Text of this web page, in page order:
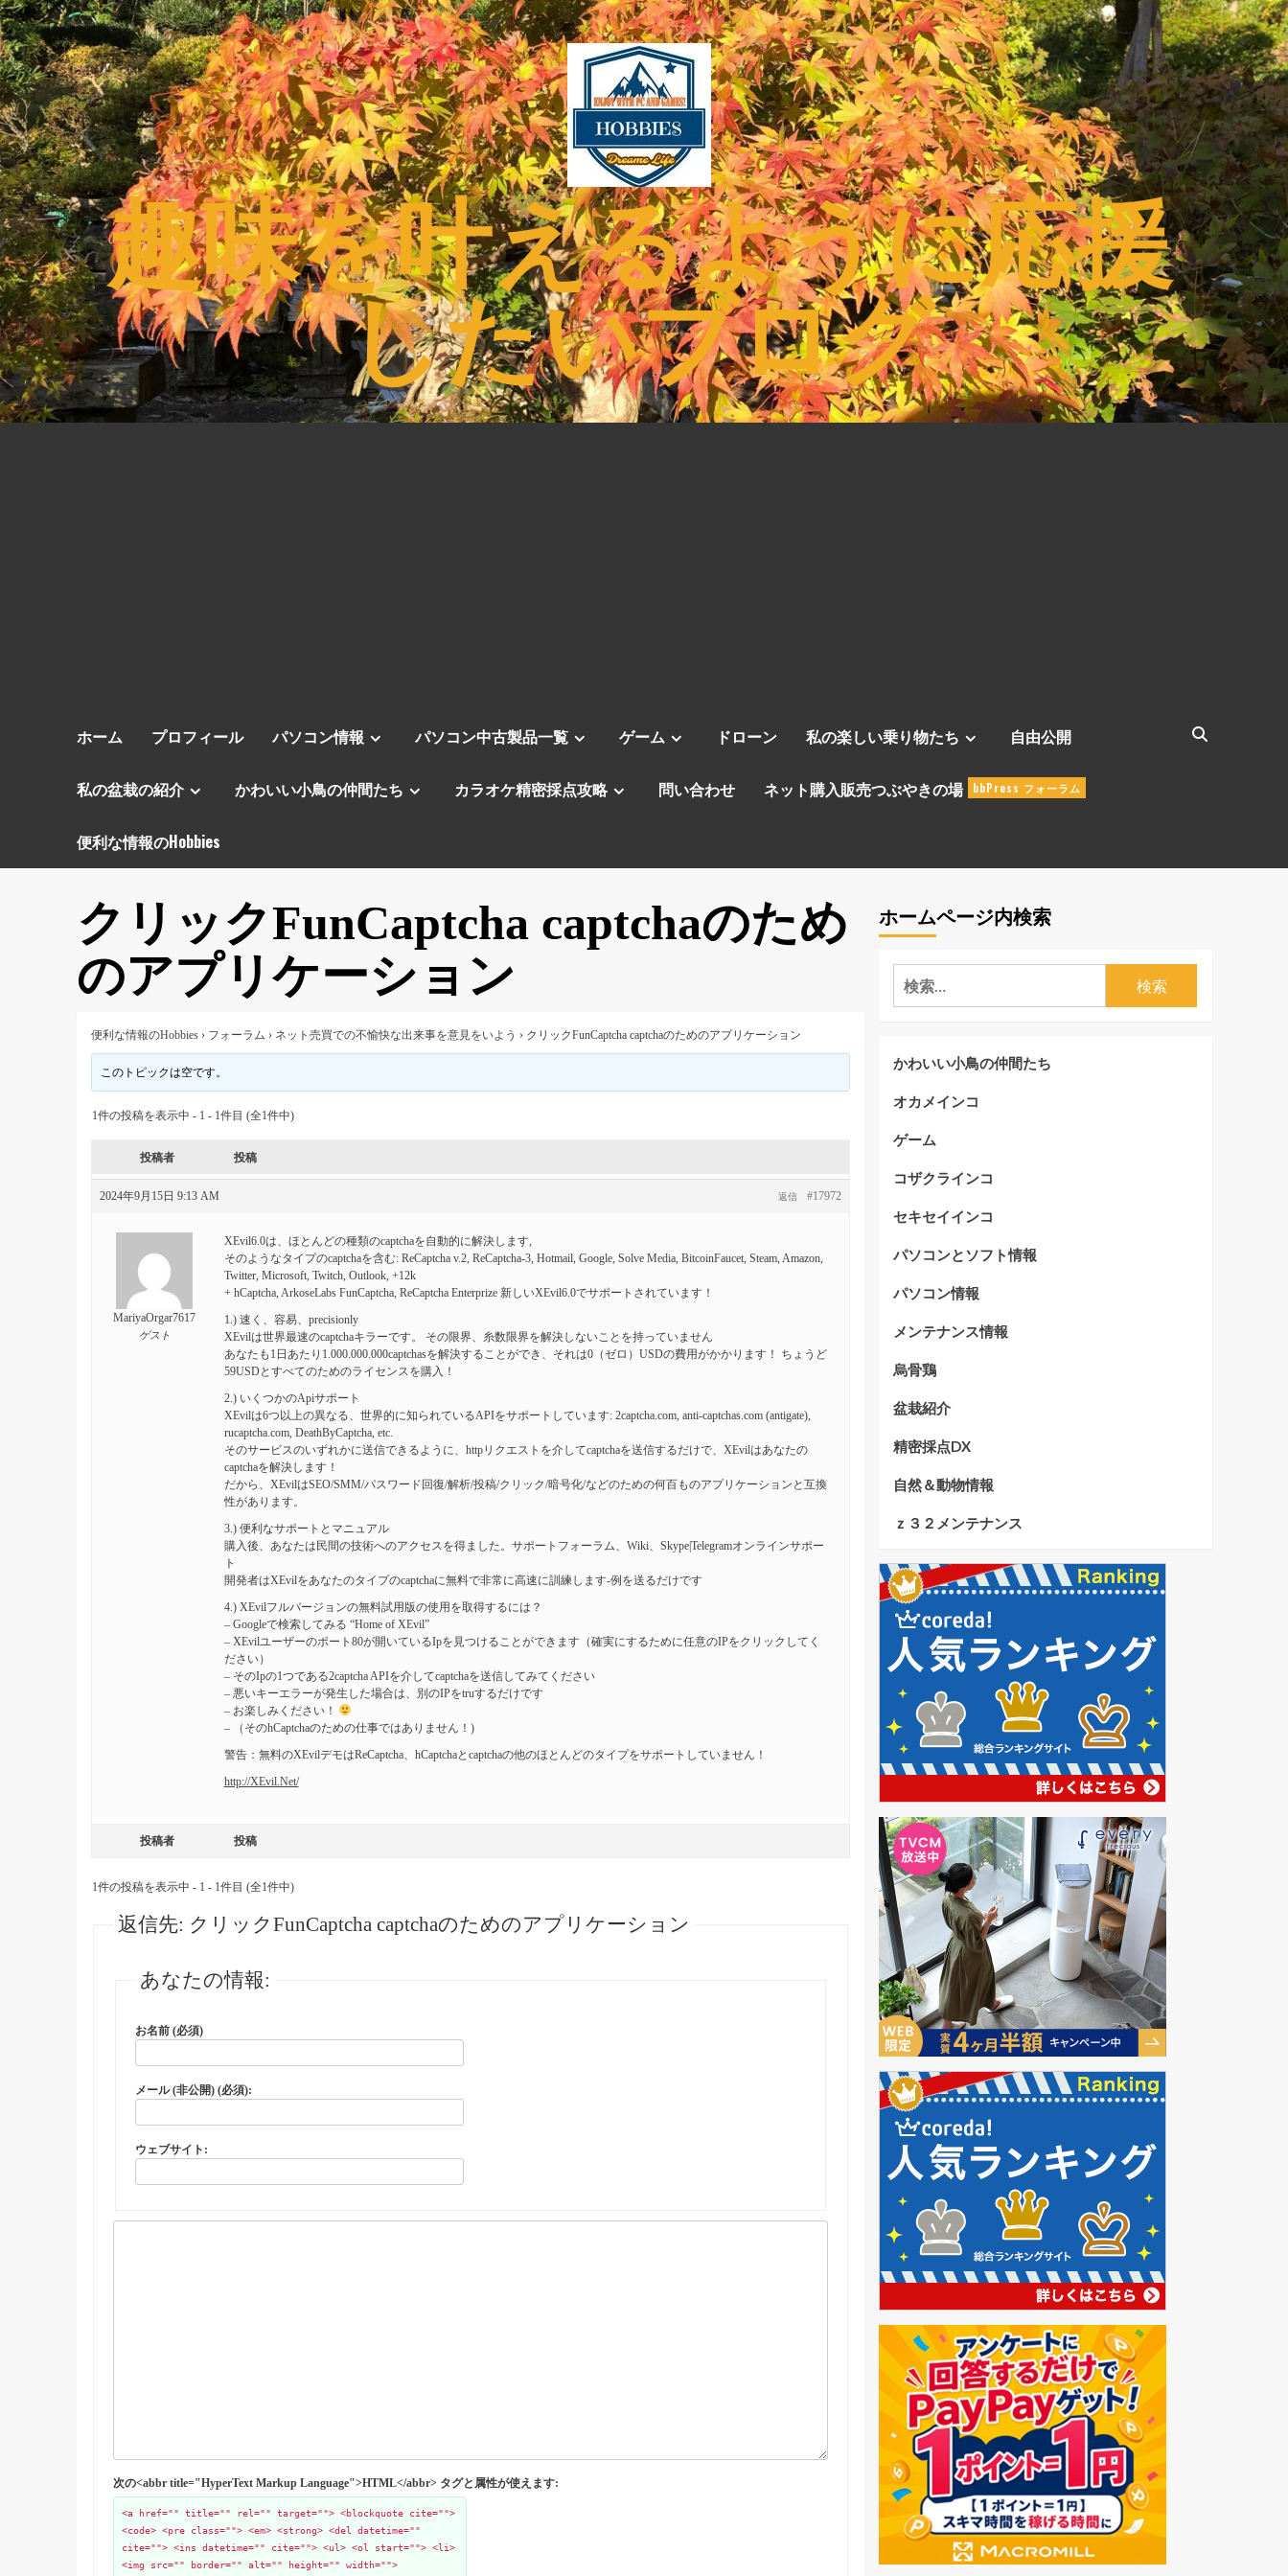
コ
ン
テ
ン
ツ
へ
ス
キ
ッ
プ
趣味を叶えるように応援
したいブログ
ホーム プロフィール パソコン情報 パソコン中古製品一覧 ゲーム ドローン 私の楽しい乗り物たち 自由公開
私の盆栽の紹介 かわいい小鳥の仲間たち カラオケ精密採点攻略 問い合わせ ネット購入販売つぶやきの場 bbPress フォーラム
便利な情報のHobbies
クリックFunCaptcha captchaのため
のアプリケーション
便利な情報のHobbies › フォーラム › ネット売買での不愉快な出来事を意見をいよう › クリックFunCaptcha captchaのためのアプリケーション
このトピックは空です。
1件の投稿を表示中 - 1 - 1件目 (全1件中)
投稿者 投稿
2024年9月15日 9:13 AM #17972
返信
MariyaOrgar7617
ゲスト
XEvil6.0は、ほとんどの種類のcaptchaを自動的に解決します,
そのようなタイプのcaptchaを含む: ReCaptcha v.2, ReCaptcha-3, Hotmail, Google, Solve Media, BitcoinFaucet, Steam, Amazon,
Twitter, Microsoft, Twitch, Outlook, +12k
+ hCaptcha, ArkoseLabs FunCaptcha, ReCaptcha Enterprize 新しいXEvil6.0でサポートされています！
1.) 速く、容易、precisionly
XEvilは世界最速のcaptchaキラーです。 その限界、糸数限界を解決しないことを持っていません
あなたも1日あたり1.000.000.000captchasを解決することができ、それは0（ゼロ）USDの費用がかかります！ ちょうど
59USDとすべてのためのライセンスを購入！
2.) いくつかのApiサポート
XEvilは6つ以上の異なる、世界的に知られているAPIをサポートしています: 2captcha.com, anti-captchas.com (antigate),
rucaptcha.com, DeathByCaptcha, etc.
そのサービスのいずれかに送信できるように、httpリクエストを介してcaptchaを送信するだけで、XEvilはあなたの
captchaを解決します！
だから、XEvilはSEO/SMM/パスワード回復/解析/投稿/クリック/暗号化/などのための何百ものアプリケーションと互換
性があります。
3.) 便利なサポートとマニュアル
購入後、あなたは民間の技術へのアクセスを得ました。サポートフォーラム、Wiki、Skype|Telegramオンラインサポー
ト
開発者はXEvilをあなたのタイプのcaptchaに無料で非常に高速に訓練します-例を送るだけです
4.) XEvilフルバージョンの無料試用版の使用を取得するには？
– Googleで検索してみる “Home of XEvil”
– XEvilユーザーのポート80が開いているIpを見つけることができます（確実にするために任意のIPをクリックしてく
ださい）
– そのIpの1つである2captcha APIを介してcaptchaを送信してみてください
– 悪いキーエラーが発生した場合は、別のIPをtruするだけです
– お楽しみください！
– （そのhCaptchaのための仕事ではありません！)
警告：無料のXEvilデモはReCaptcha、hCaptchaとcaptchaの他のほとんどのタイプをサポートしていません！
http://XEvil.Net/
投稿者 投稿
1件の投稿を表示中 - 1 - 1件目 (全1件中)
返信先: クリックFunCaptcha captchaのためのアプリケーション
あなたの情報:
お名前 (必須)
メール (非公開) (必須):
ウェブサイト:
次の<abbr title="HyperText Markup Language">HTML</abbr> タグと属性が使えます:
<a href="" title="" rel="" target=""> <blockquote cite="">
<code> <pre class=""> <em> <strong> <del datetime=""
cite=""> <ins datetime="" cite=""> <ul> <ol start=""> <li>
<img src="" border="" alt="" height="" width="">
ホームページ内検索
検
索:
かわいい小鳥の仲間たち
オカメインコ
ゲーム
コザクラインコ
セキセイインコ
パソコンとソフト情報
パソコン情報
メンテナンス情報
烏骨鶏
盆栽紹介
精密採点DX
自然＆動物情報
ｚ３２メンテナンス